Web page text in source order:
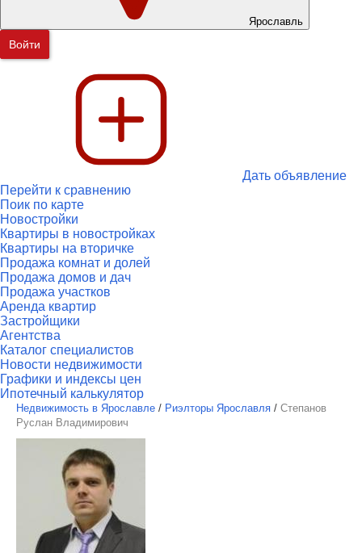
Ярославль
Войти
Дать объявление
Перейти к сравнению
Поик по карте
Новостройки
Квартиры в новостройках
Квартиры на вторичке
Продажа комнат и долей
Продажа домов и дач
Продажа участков
Аренда квартир
Застройщики
Агентства
Каталог специалистов
Новости недвижимости
Графики и индексы цен
Ипотечный калькулятор
Недвижимость в Ярославле / Риэлторы Ярославля / Степанов
Руслан Владимирович